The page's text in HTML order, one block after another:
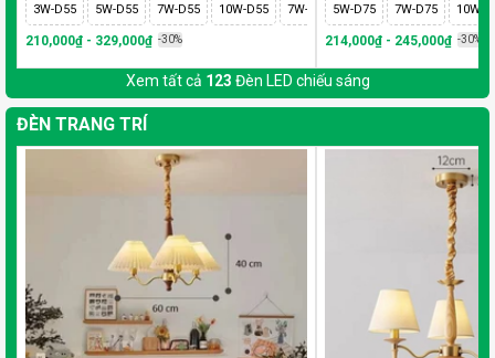
3W-D55 5W-D55 7W-D55 10W-D55 7W-D75 10W-D75 12W-D75
210,000₫ - 329,000₫ -30%
5W-D75 7W-D75 10W-
214,000₫ - 245,000₫ -30%
Xem tất cả 123 Đèn LED chiếu sáng
ĐÈN TRANG TRÍ